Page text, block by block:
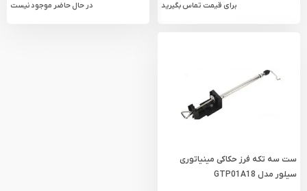
برای قیمت تماس بگیرید در حال حاضر موجود نیست
ست سه تکه فرز حکاکی مینیاتوری
سیلور مدل GTP01A18